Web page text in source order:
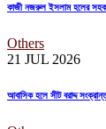
কাজী নজরুল ইসলাম হলের
Others
21 JUL 2026
আবাসিক হলে সীট বরাদ্দ